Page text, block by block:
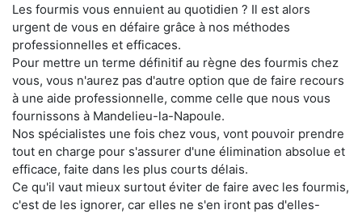
Les fourmis vous ennuient au quotidien ? Il est alors
urgent de vous en défaire grâce à nos méthodes
professionnelles et efficaces.
Pour mettre un terme définitif au règne des fourmis chez
vous, vous n'aurez pas d'autre option que de faire recours
à une aide professionnelle, comme celle que nous vous
fournissons à Mandelieu-la-Napoule.
Nos spécialistes une fois chez vous, vont pouvoir prendre
tout en charge pour s'assurer d'une élimination absolue et
efficace, faite dans les plus courts délais.
Ce qu'il vaut mieux surtout éviter de faire avec les fourmis,
c'est de les ignorer, car elles ne s'en iront pas d'elles-